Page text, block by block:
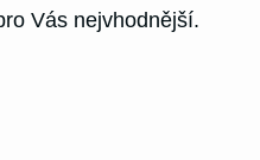
Vás nejvhodnější.